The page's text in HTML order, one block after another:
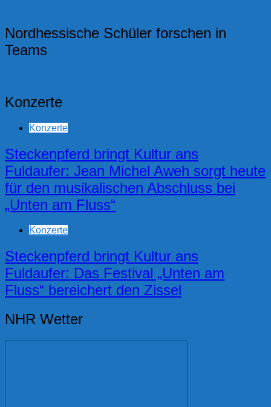
Nordhessische Schüler forschen in
Teams
Konzerte
Konzerte
Steckenpferd bringt Kultur ans
Fuldaufer: Jean Michel Aweh sorgt heute
für den musikalischen Abschluss bei
„Unten am Fluss“
Konzerte
Steckenpferd bringt Kultur ans
Fuldaufer: Das Festival „Unten am
Fluss“ bereichert den Zissel
NHR Wetter